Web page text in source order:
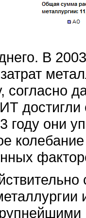
В
согласно
достигли
они